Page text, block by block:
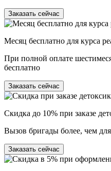
Заказать сейчас
Месяц бесплатно для курса
При полной оплате
бесплатно
Заказать сейчас
Скидка до 10% при заказе
Вызов бригады более, чем
Заказать сейчас